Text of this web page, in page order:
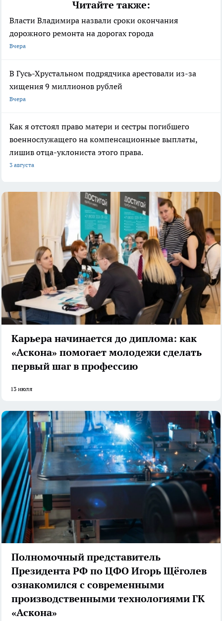
Читайте также:
Власти Владимира назвали сроки окончания
дорожного ремонта на дорогах города
Вчера
В Гусь-Хрустальном подрядчика арестовали из-за
хищения 9 миллионов рублей
Вчера
Как я отстоял право матери и сестры погибшего
военнослужащего на компенсационные выплаты,
лишив отца-уклониста этого права.
3 августа
Карьера начинается до диплома: как
«Аскона» помогает молодежи сделать
первый шаг в профессию
13 июля
Полномочный представитель
Президента РФ по ЦФО Игорь Щёголев
ознакомился с современными
производственными технологиями ГК
«Аскона»